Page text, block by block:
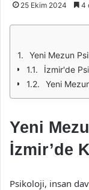
25 Ekim 2024 4
Yeni Mezun
İzmir'de
Yeni
Yeni
İzmir’de
Psikoloji, insan